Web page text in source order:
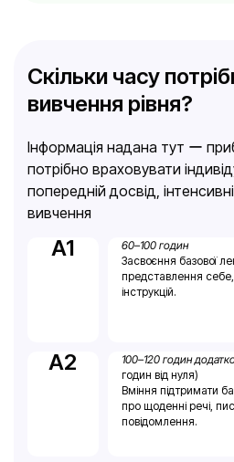
Скільки часу
вивчення рівня?
Інформація надана тут ー
потрібно враховувати
попередній досвід,
вивчення
A1
60–100 годин
Засвоєння базової
представлення
інструкцій.
A2 100–120 годин
годин від нуля)
Вміння підтримати
про щоденні речі,
повідомлення.